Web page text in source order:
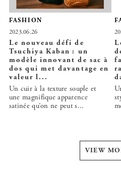
2023.06.26
Le nouveau défi de
Tsuchiya Kaban : un
modèle innovant de sac à
dos qui met davantage en
valeur l...
Un cuir à la texture souple et
une magnifique apparence
satinée qu’on ne peut s...
FASHION
VIEW